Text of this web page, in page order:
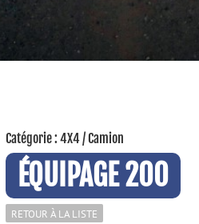
Catégorie : 4X4 / Camion
ÉQUIPAGE 200
RETOUR À LA LISTE